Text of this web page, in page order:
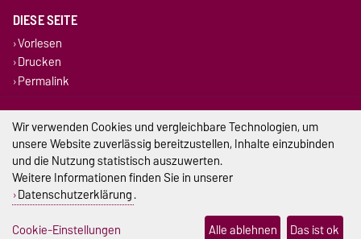
DIESE SEITE
Vorlesen
Drucken
Permalink
Impressum
Datenschutz
Barrierefreiheit
Cookie-Einstellungen
Wir verwenden Cookies und vergleichbare Technologien, um
unsere Website zuverlässig bereitzustellen, Inhalte einzubinden
und die Nutzung statistisch auszuwerten.
Weitere Informationen finden Sie in unserer
Datenschutzerklärung.
Cookie-Einstellungen
Alle ablehnen Das ist ok